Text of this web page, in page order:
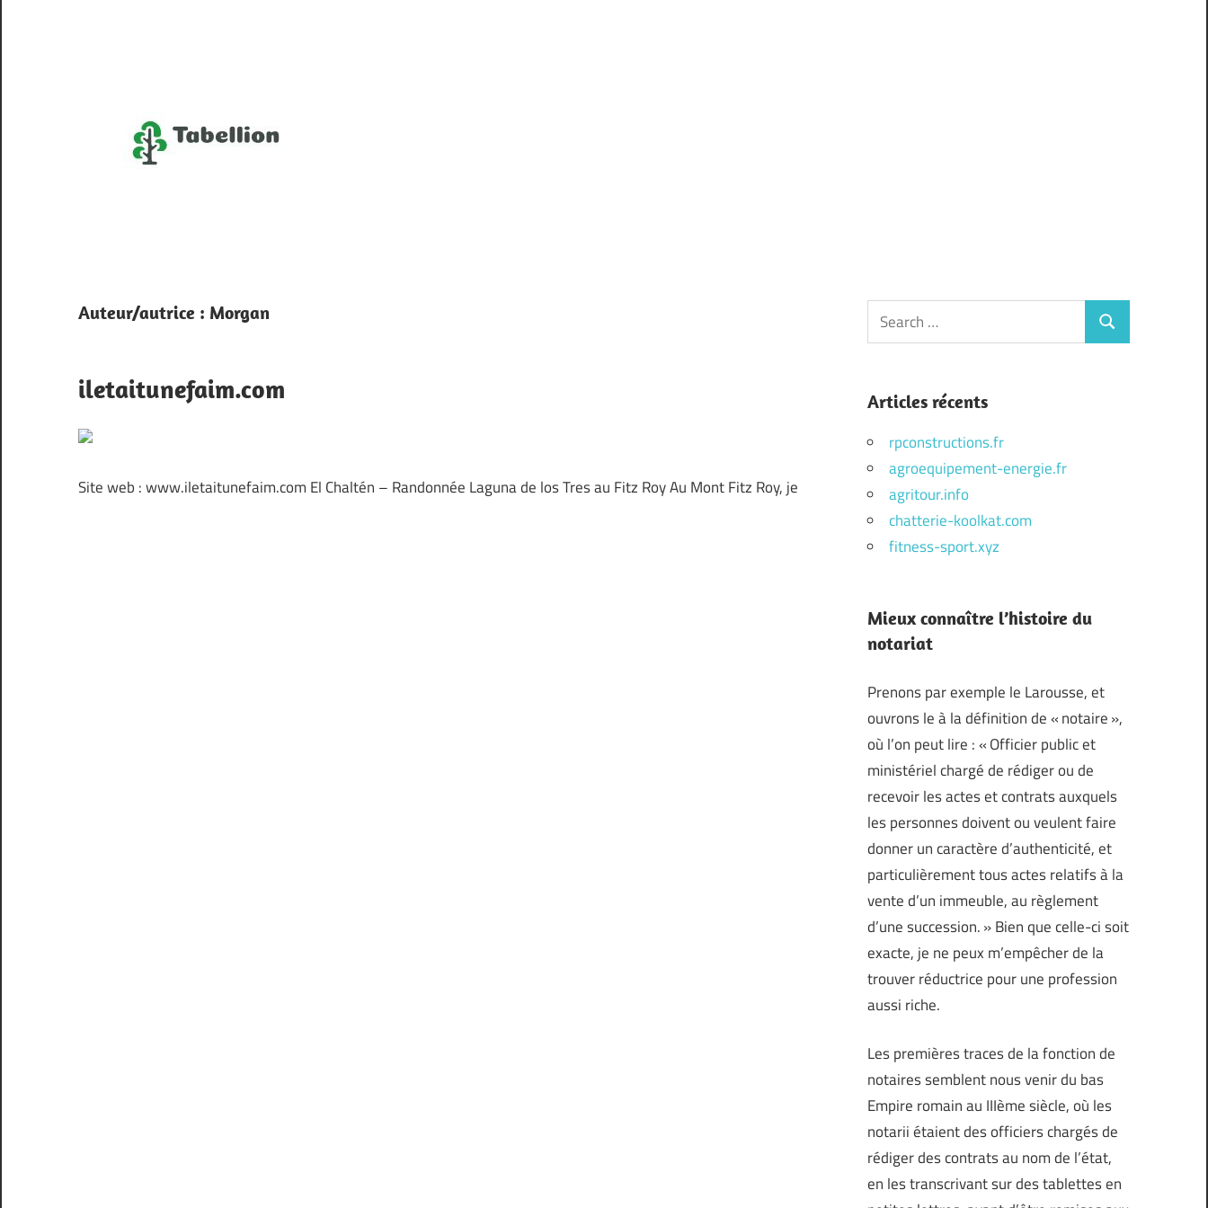
Web
Auteur/autrice : Morgan
iletaitunefaim.com
Site web : www.iletaitunefaim.com El Chaltén – Randonnée Laguna de los Tres au Fitz Roy Au Mont Fitz Roy, je
Search
for:
Search
Articles récents
rpconstructions.fr
agroequipement-energie.fr
agritour.info
chatterie-koolkat.com
fitness-sport.xyz
Mieux connaître l’histoire du
notariat
Prenons par exemple le Larousse, et
ouvrons le à la définition de « notaire »,
où l’on peut lire : « Officier public et
ministériel chargé de rédiger ou de
recevoir les actes et contrats auxquels
les personnes doivent ou veulent faire
donner un caractère d’authenticité, et
particulièrement tous actes relatifs à la
vente d’un immeuble, au règlement
d’une succession. » Bien que celle-ci soit
exacte, je ne peux m’empêcher de la
trouver réductrice pour une profession
aussi riche.
Les premières traces de la fonction de
notaires semblent nous venir du bas
Empire romain au IIIème siècle, où les
notarii étaient des officiers chargés de
rédiger des contrats au nom de l’état,
en les transcrivant sur des tablettes en